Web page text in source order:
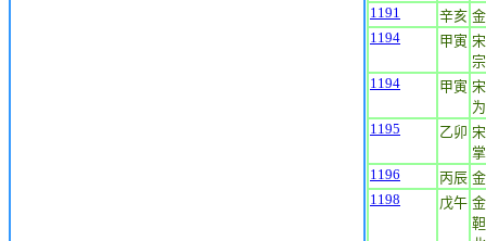
1191
辛亥
1194
甲寅
1194
甲寅
1195
乙卯
1196
丙辰
1198
戊午